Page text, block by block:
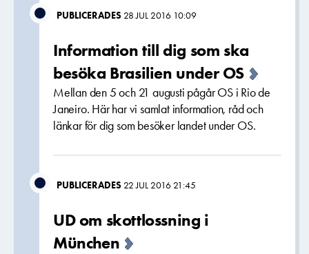
PUBLICERADES 28 JUL 2016 10:09
Information till dig som ska
besöka Brasilien under OS
Mellan den 5 och 21 augusti pågår OS i Rio de
Janeiro. Här har vi samlat information, råd och
länkar för dig som besöker landet under OS.
PUBLICERADES 22 JUL 2016 21:45
UD om skottlossning i
München